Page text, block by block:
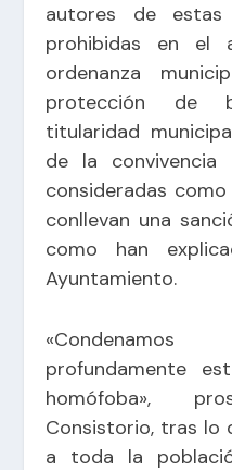
autores de
prohibidas en el
ordenanza
protección de
titularidad
de la convivencia
consideradas
conllevan una
como han
Ayuntamiento.
profundamente
homófoba»,
Consistorio, tras lo
a toda la